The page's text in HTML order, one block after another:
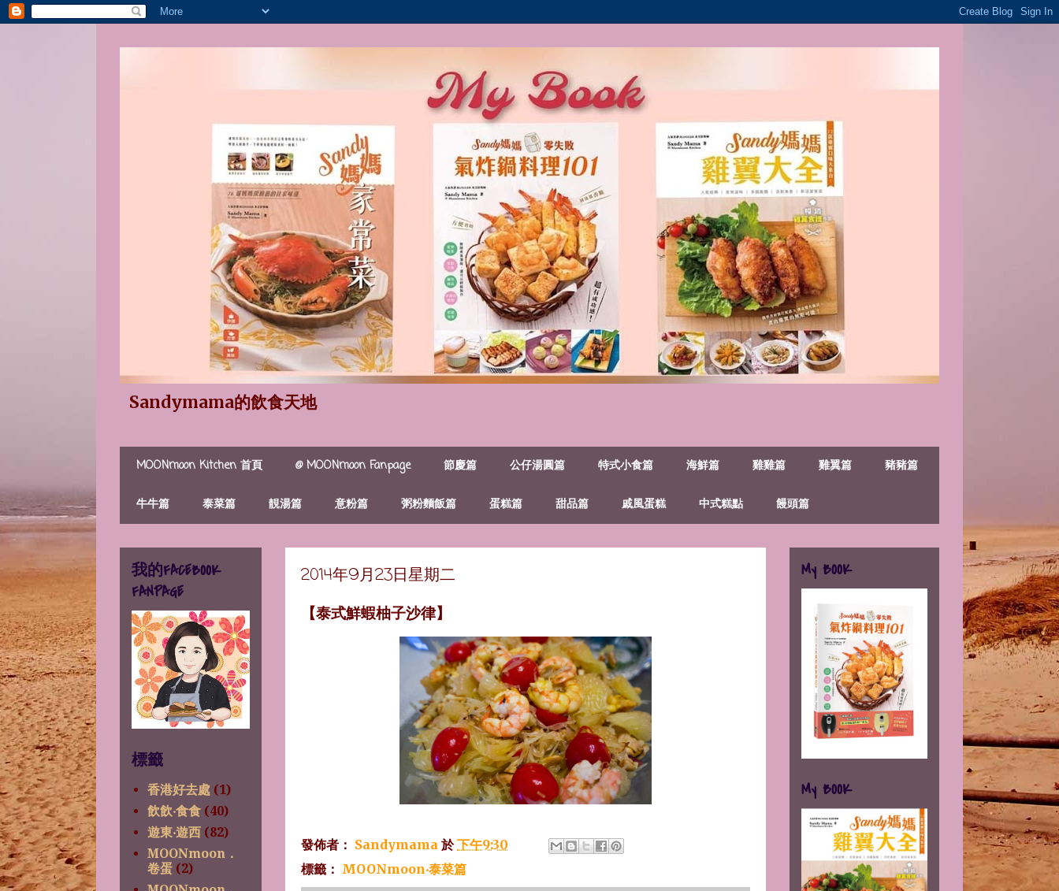
Sandymama的飲食天地
MOONmoon Kitchen 首頁 @ MOONmoon Fanpage 節慶篇 公仔湯圓篇 特式小食篇 海鮮篇 雞雞篇 雞翼篇 豬豬篇
牛牛篇 泰菜篇 靚湯篇 意粉篇 粥粉麵飯篇 蛋糕篇 甜品篇 戚風蛋糕 中式糕點 饅頭篇
2014年9月23日星期二
【泰式鮮蝦柚子沙律】
發佈者： Sandymama 於下午9:30
標籤： MOONmoon‧泰菜篇
我的FACEBOOK
FANPAGE
標籤
香港好去處 (1)
飲飲‧食食 (40)
遊東‧遊西 (82)
MOONmoon．
卷蛋 (2)
My BOOK
My BOOK